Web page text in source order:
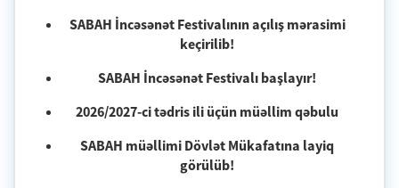
SABAH İncəsənət Festivalının açılış mərasimi
keçirilib!
SABAH İncəsənət Festivalı başlayır!
2026/2027-ci tədris ili üçün müəllim qəbulu
SABAH müəllimi Dövlət Mükafatına layiq
görülüb!